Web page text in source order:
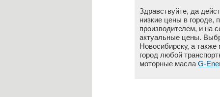
Здравствуйте, да
низкие цены в городе,
производителем, и на
актуальные цены.
Новосибирску, а
город любой
моторные масла G-